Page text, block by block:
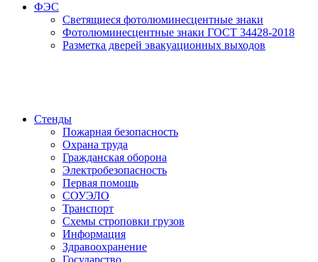
ФЭС
Светящиеся фотолюминесцентные знаки
Фотолюминесцентные знаки ГОСТ 34428-2018
Разметка дверей эвакуационных выходов
Стенды
Пожарная безопасность
Охрана труда
Гражданская оборона
Электробезопасность
Первая помощь
СОУЭЛО
Транспорт
Схемы строповки грузов
Информация
Здравоохранение
Государство